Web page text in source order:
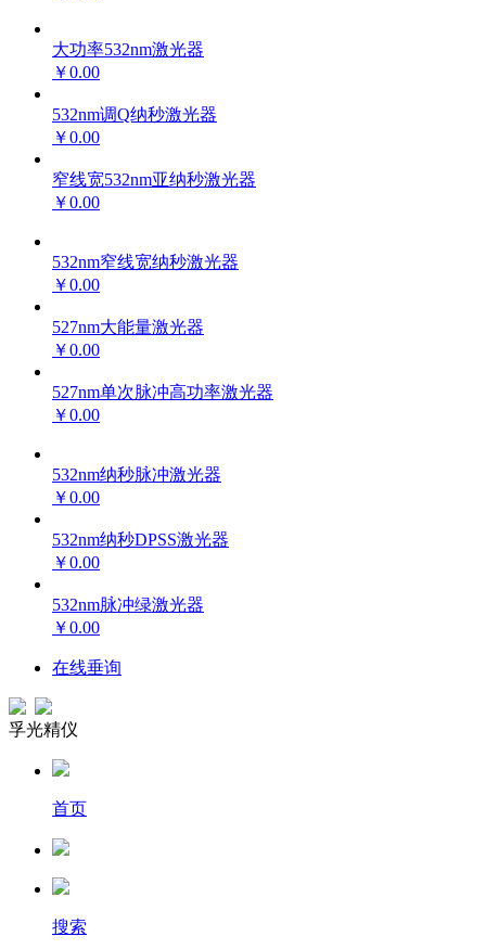
大功率532nm激光器
￥0.00
532nm调Q纳秒激光器
￥0.00
窄线宽532nm亚纳秒激光器
￥0.00
532nm窄线宽纳秒激光器
￥0.00
527nm大能量激光器
￥0.00
527nm单次脉冲高功率激光器
￥0.00
532nm纳秒脉冲激光器
￥0.00
532nm纳秒DPSS激光器
￥0.00
532nm脉冲绿激光器
￥0.00
在线垂询
孚光精仪
首页
搜索